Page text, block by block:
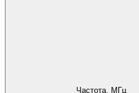
Частота, МГц